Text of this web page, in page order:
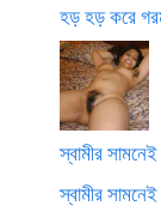
হড় হড় করে
স্বামীর
স্বামীর